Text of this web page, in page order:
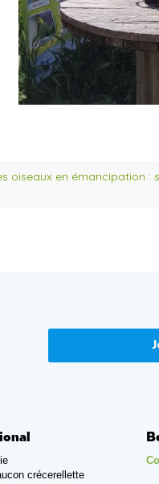
oiseaux en émancipation
crécerellette